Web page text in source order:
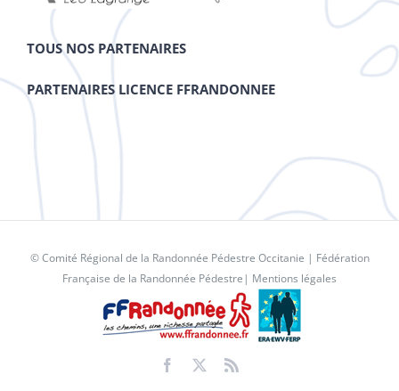
TOUS NOS PARTENAIRES
PARTENAIRES LICENCE FFRANDONNEE
© Comité Régional de la Randonnée Pédestre Occitanie | Fédération
Française de la Randonnée Pédestre | Mentions légales
Facebook